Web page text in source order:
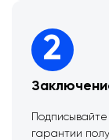
2
гарантии